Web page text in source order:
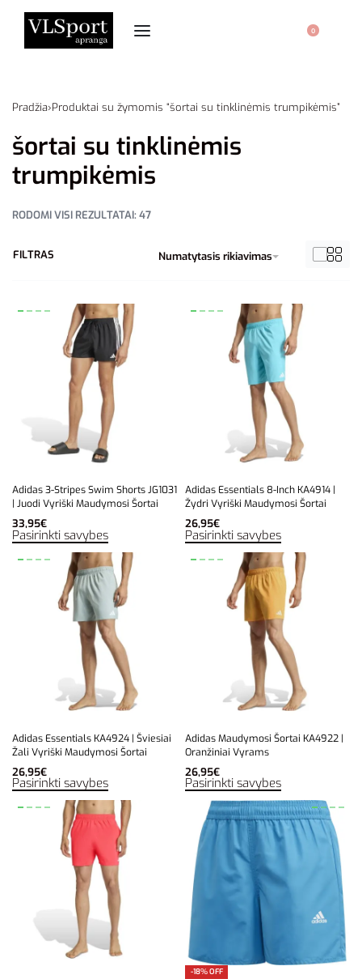
0
Pradžia›Produktai su žymomis “šortai su tinklinėmis trumpikėmis”
šortai su tinklinėmis
trumpikėmis
RODOMI VISI REZULTATAI: 47
Numatytasis rikiavimas
FILTRAS
Adidas 3-Stripes Swim Shorts JG1031
| Juodi Vyriški Maudymosi Šortai
33,95€
Pasirinkti savybes
Adidas Essentials 8-Inch KA4914 |
Žydri Vyriški Maudymosi Šortai
26,95€
Pasirinkti savybes
Adidas Essentials KA4924 | Šviesiai
Žali Vyriški Maudymosi Šortai
26,95€
Pasirinkti savybes
Adidas Maudymosi Šortai KA4922 |
Oranžiniai Vyrams
26,95€
Pasirinkti savybes
-18% OFF